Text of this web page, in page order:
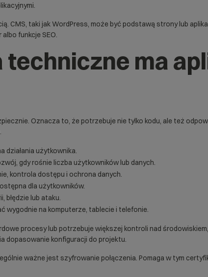
CMS, taki jak WordPress, może być podstawą strony lub
funkcje SEO.
ma
Oznacza to, że potrzebuje nie tylko kodu, ale też
działania użytkownika.
gdy rośnie liczba użytkowników lub danych.
kontrola dostępu i ochrona danych.
dla użytkowników.
błędzie lub ataku.
wygodnie na komputerze, tablecie i telefonie.
procesy lub potrzebuje większej kontroli nad
dopasowanie konfiguracji do projektu.
ważne jest szyfrowanie połączenia. Pomaga w tym